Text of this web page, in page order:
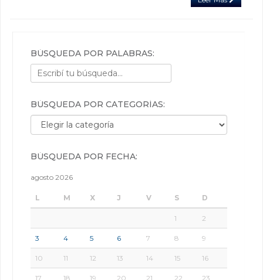
BÚSQUEDA POR PALABRAS:
BÚSQUEDA POR CATEGORÍAS:
Búsqueda por categorías:
BÚSQUEDA POR FECHA:
agosto 2026
L M X J V S D
1 2
3 4 5 6 7 8 9
10 11 12 13 14 15 16
17 18 19 20 21 22 23